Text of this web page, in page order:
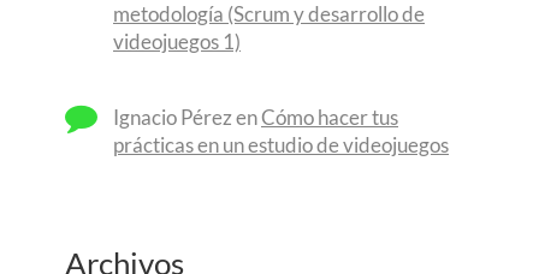
metodología (Scrum y desarrollo de
videojuegos 1)
Ignacio PérezenCómo hacer tus
prácticas en un estudio de videojuegos
Archivos